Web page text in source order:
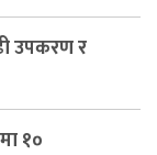
उपकरण र
१०